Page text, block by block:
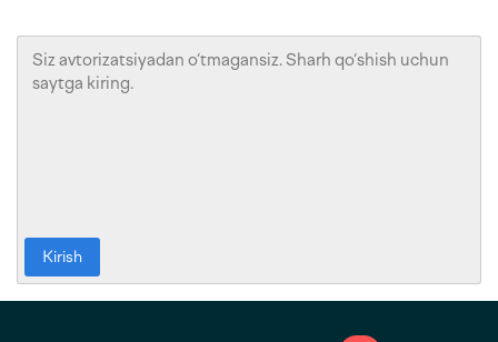
Kirish